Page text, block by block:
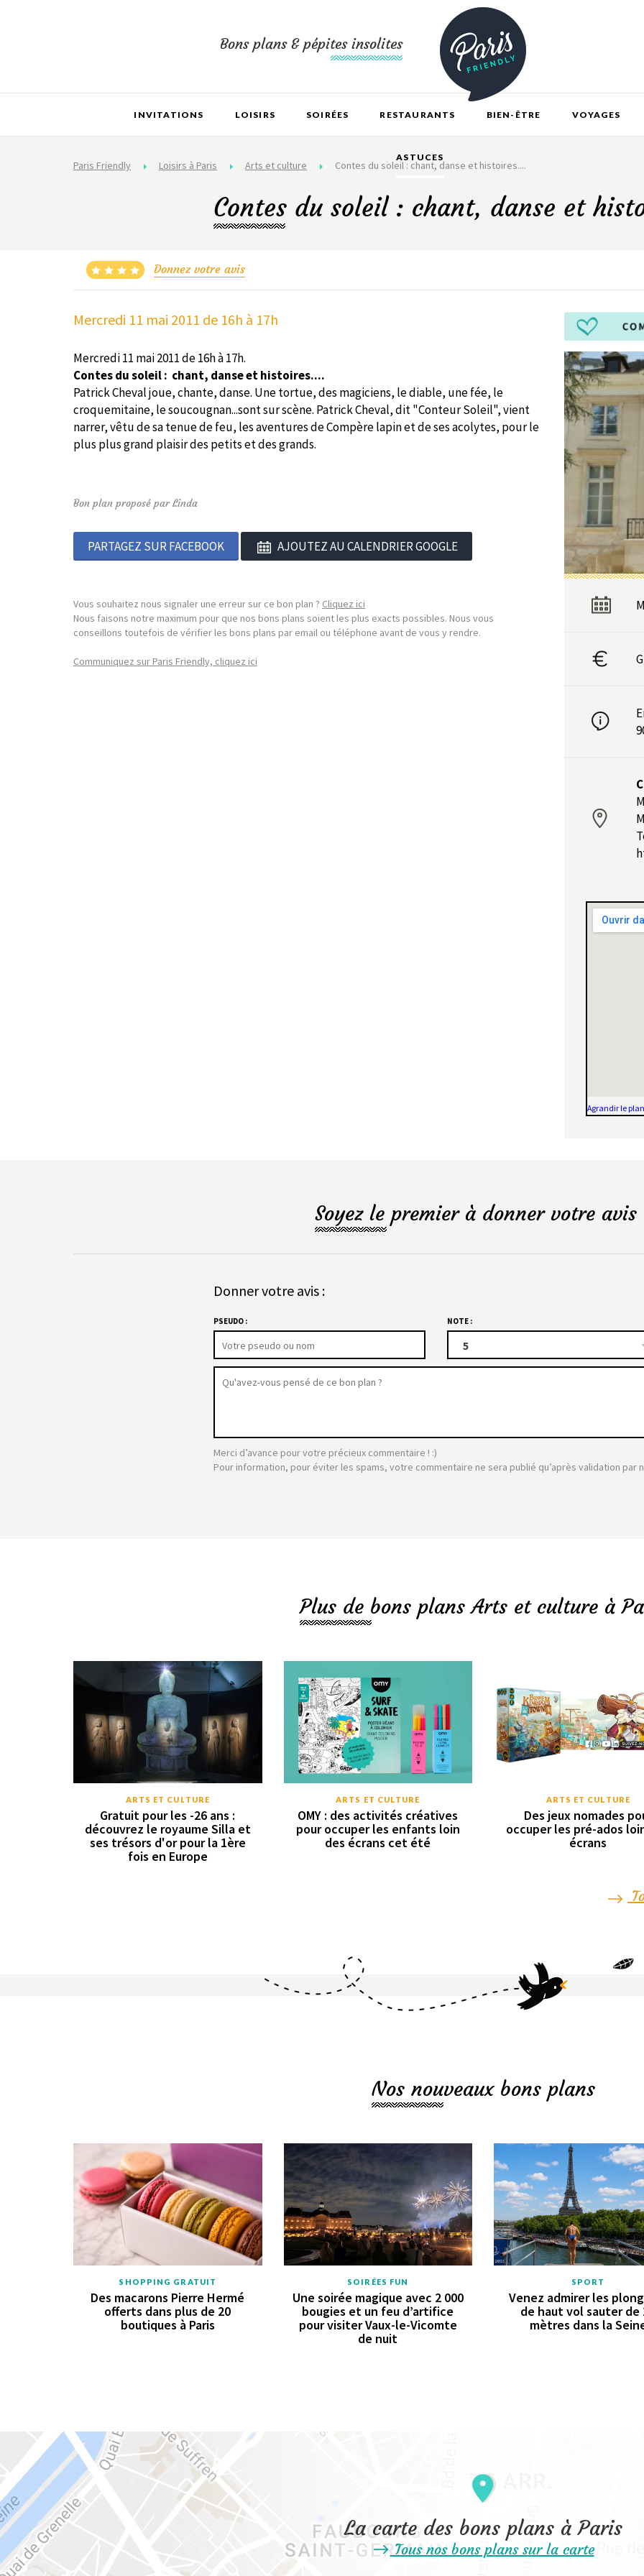
Bons plans & pépites insolites
INVITATIONS LOISIRS SOIRÉES RESTAURANTS BIEN-ÊTRE VOYAGES
ASTUCES
Paris Friendly Loisirs à Paris Arts et culture Contes du soleil : chant, danse et histoires....
Contes du soleil : chant, danse et
Donnez votre avis
Mercredi 11 mai 2011 de 16h à 17h
Mercredi 11 mai 2011 de 16h à 17h.
Contes du soleil : chant, danse et histoires....
Patrick Cheval joue, chante, danse. Une tortue, des magiciens, le diable, une fée, le
croquemitaine, le soucougnan...sont sur scène. Patrick Cheval, dit "Conteur Soleil", vient
narrer, vêtu de sa tenue de feu, les aventures de Compère lapin et de ses acolytes, pour le
plus plus grand plaisir des petits et des grands.
Bon plan proposé par Linda
PARTAGEZ SUR FACEBOOK AJOUTEZ AU CALENDRIER GOOGLE
Vous souhaitez nous signaler une erreur sur ce bon plan ? Cliquez ici
Nous faisons notre maximum pour que nos bons plans soient les plus exacts possibles. Nous vous
conseillons toutefois de vérifier les bons plans par email ou téléphone avant de vous y rendre.
Communiquez sur Paris Friendly, cliquez ici
Agrandir le plan
Soyez le premier à donner votre
Donner votre avis :
PSEUDO : NOTE :
5
Merci d’avance pour votre précieux commentaire ! :)
Pour information, pour éviter les spams, votre commentaire ne sera publié qu’après validation par
Plus de bons plans Arts et culture à
ARTS ET CULTURE
Gratuit pour les -26 ans :
découvrez le royaume Silla et
ses trésors d'or pour la 1ère
fois en Europe
ARTS ET CULTURE
OMY : des activités créatives
pour occuper les enfants loin
des écrans cet été
ARTS ET CULTURE
Des jeux nomades
occuper les pré-ados
écrans
Nos nouveaux bons plans
SHOPPING GRATUIT
Des macarons Pierre Hermé
offerts dans plus de 20
boutiques à Paris
SOIRÉES FUN
Une soirée magique avec 2 000
bougies et un feu d’artifice
pour visiter Vaux-le-Vicomte
de nuit
SPORT
Venez admirer les
de haut vol sauter de
mètres dans la
La carte des bons plans à Paris
Tous nos bons plans sur la carte